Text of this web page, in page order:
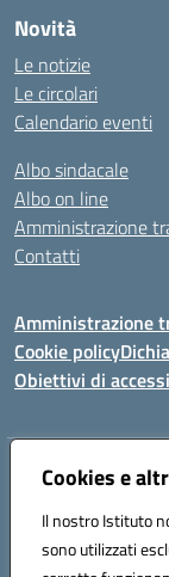
Cookies e
Il nostro Istituto
sono utilizzati
Novità
Le notizie
Le circolari
Calendario eventi
Albo sindacale
Albo on line
Amministrazione
Contatti
Amministrazione
Cookie policy
Obiettivi di
Indirizzo:Via
Posta elettronica
Codice fiscale: